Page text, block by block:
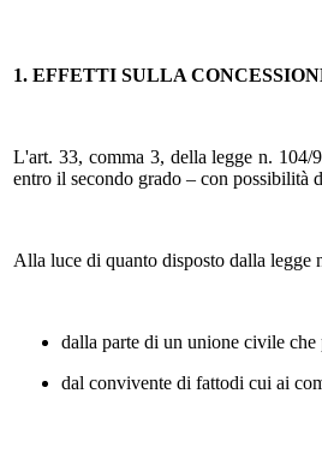
1. EFFETTI SULLA
L'art. 33, comma 3, della legge n.
entro il secondo grado – con possibilità
Alla luce di quanto disposto dalla legge
dalla parte di un unione civile che
dal convivente di fattodi cui ai